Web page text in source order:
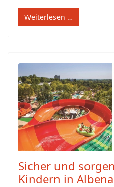
Weiterlesen …
Sicher und
Kindern in Albena